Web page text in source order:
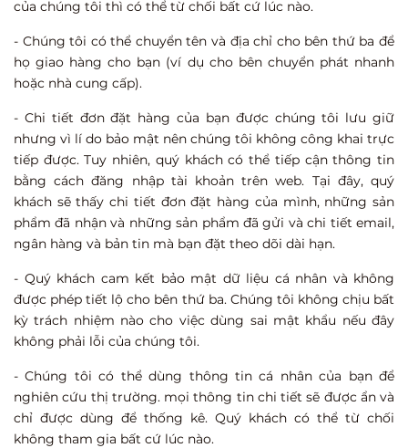
của chúng tôi thì có thể từ chối bất cứ lúc nào.
- Chúng tôi có thể chuyển tên và địa chỉ cho bên thứ ba để
họ giao hàng cho bạn (ví dụ cho bên chuyển phát nhanh
hoặc nhà cung cấp).
- Chi tiết đơn đặt hàng của bạn được chúng tôi lưu giữ
nhưng vì lí do bảo mật nên chúng tôi không công khai trực
tiếp được. Tuy nhiên, quý khách có thể tiếp cận thông tin
bằng cách đăng nhập tài khoản trên web. Tại đây, quý
khách sẽ thấy chi tiết đơn đặt hàng của mình, những sản
phẩm đã nhận và những sản phẩm đã gửi và chi tiết email,
ngân hàng và bản tin mà bạn đặt theo dõi dài hạn.
- Quý khách cam kết bảo mật dữ liệu cá nhân và không
được phép tiết lộ cho bên thứ ba. Chúng tôi không chịu bất
kỳ trách nhiệm nào cho việc dùng sai mật khẩu nếu đây
không phải lỗi của chúng tôi.
- Chúng tôi có thể dùng thông tin cá nhân của bạn để
nghiên cứu thị trường. mọi thông tin chi tiết sẽ được ẩn và
chỉ được dùng để thống kê. Quý khách có thể từ chối
không tham gia bất cứ lúc nào.